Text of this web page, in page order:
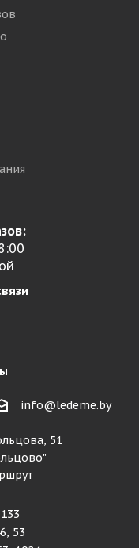
info@ledeme.by
51
53